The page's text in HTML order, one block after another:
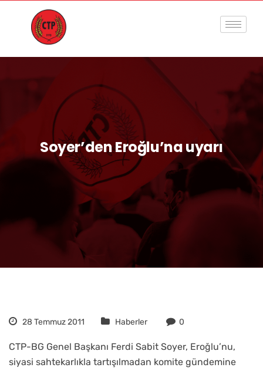
Soyer’den Eroğlu’na uyarı
28 Temmuz 2011 Haberler 0
CTP-BG Genel Başkanı Ferdi Sabit Soyer, Eroğlu’nu,
siyasi sahtekarlıkla tartışılmadan komite gündemine